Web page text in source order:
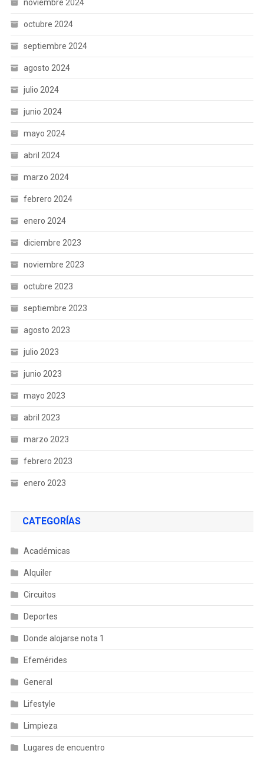
noviembre 2024
octubre 2024
septiembre 2024
agosto 2024
julio 2024
junio 2024
mayo 2024
abril 2024
marzo 2024
febrero 2024
enero 2024
diciembre 2023
noviembre 2023
octubre 2023
septiembre 2023
agosto 2023
julio 2023
junio 2023
mayo 2023
abril 2023
marzo 2023
febrero 2023
enero 2023
CATEGORÍAS
Académicas
Alquiler
Circuitos
Deportes
Donde alojarse nota 1
Efemérides
General
Lifestyle
Limpieza
Lugares de encuentro